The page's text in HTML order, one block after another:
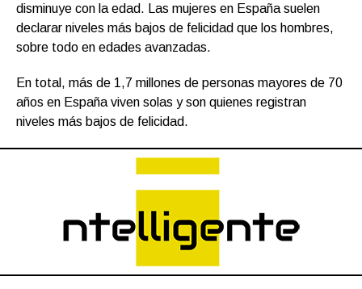
disminuye con la edad. Las mujeres en España suelen
declarar niveles más bajos de felicidad que los hombres,
sobre todo en edades avanzadas.
En total, más de 1,7 millones de personas mayores de 70
años en España viven solas y son quienes registran
niveles más bajos de felicidad.